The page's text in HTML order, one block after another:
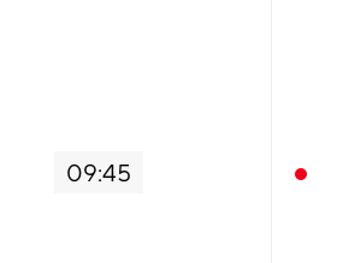
09:45